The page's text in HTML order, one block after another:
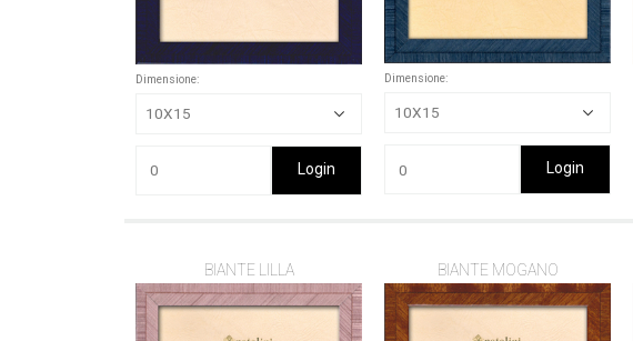
Dimensione:
Login
Dimensione:
Login
BIANTE LILLA BIANTE MOGANO